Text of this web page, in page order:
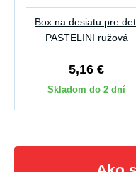
Box na desiatu pre
PASTELINI ružová
5,16 €
Skladom do 2 dní